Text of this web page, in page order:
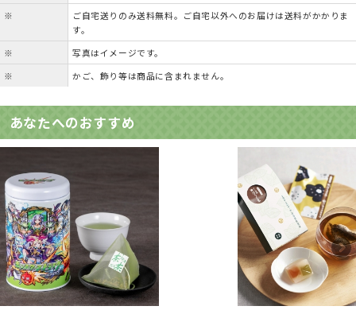
※
ご自宅送りのみ送料無料。ご自宅以外へのお届けは送料がかかりま
す。
※
写真はイメージです。
※
かご、飾り等は商品に含まれません。
あなたへのおすすめ